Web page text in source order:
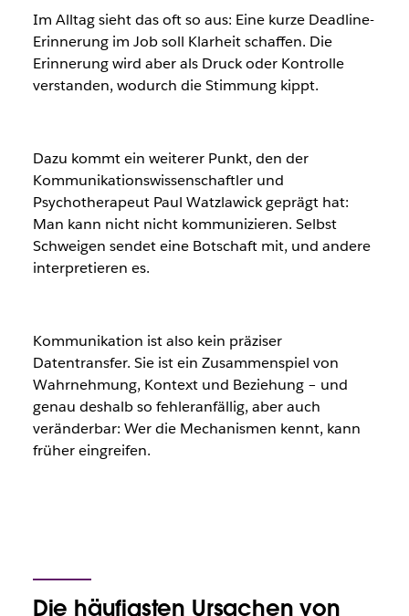
Im Alltag sieht das oft so aus: Eine kurze Deadline-
Erinnerung im Job soll Klarheit schaffen. Die
Erinnerung wird aber als Druck oder Kontrolle
verstanden, wodurch die Stimmung kippt.
Dazu kommt ein weiterer Punkt, den der
Kommunikationswissenschaftler und
Psychotherapeut Paul Watzlawick geprägt hat:
Man kann nicht nicht kommunizieren. Selbst
Schweigen sendet eine Botschaft mit, und andere
interpretieren es.
Kommunikation ist also kein präziser
Datentransfer. Sie ist ein Zusammenspiel von
Wahrnehmung, Kontext und Beziehung – und
genau deshalb so fehleranfällig, aber auch
veränderbar: Wer die Mechanismen kennt, kann
früher eingreifen.
Die häufigsten Ursachen von